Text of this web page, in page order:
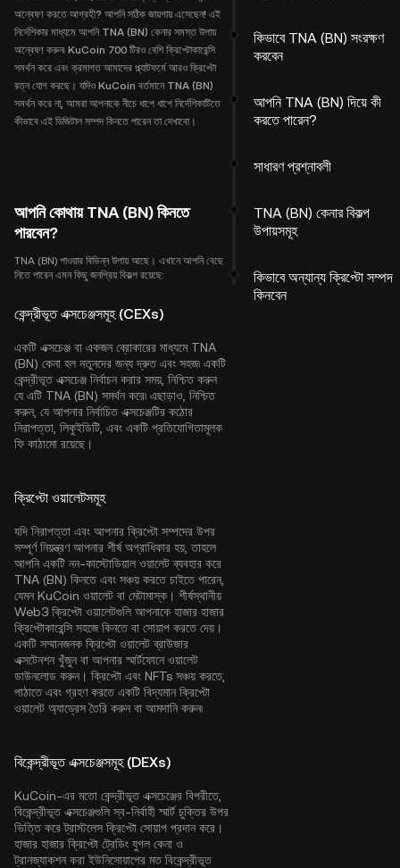
অন্বেষণ করতে আগ্রহী? আপনি সঠিক জায়গায় এসেছেন! এই
নির্দেশিকার মাধ্যমে আপনি TNA (BN) কেনার সমস্ত উপায়
অন্বেষণ করুন৷ KuCoin 700 টিরও বেশি ক্রিপ্টোকারেন্সি
সমর্থন করে এবং ক্রমাগত আমাদের প্ল্যাটফর্মে আরও ক্রিপ্টো
রত্ন যোগ করছে। যদিও KuCoin বর্তমানে TNA (BN)
সমর্থন করে না, আমরা আপনাকে নীচে ধাপে ধাপে নির্দেশিকাটিতে
কীভাবে এই ডিজিটাল সম্পদ কিনতে পারেন তা দেখাবো।
আপনি কোথায় TNA (BN) কিনতে
পারবেন?
TNA (BN) পাওয়ার বিভিন্ন উপায় আছে। এখানে আপনি বেছে
নিতে পারেন এমন কিছু জনপ্রিয় বিকল্প রয়েছে:
কেন্দ্রীভূত এক্সচেঞ্জসমূহ (CEXs)
একটি এক্সচেঞ্জ বা একজন ব্রোকারের মাধ্যমে TNA
(BN) কেনা হল নতুনদের জন্য দ্রুত এবং সহজ৷ একটি
কেন্দ্রীভূত এক্সচেঞ্জ নির্বাচন করার সময়, নিশ্চিত করুন
যে এটি TNA (BN) সমর্থন করে৷ এছাড়াও, নিশ্চিত
করুন, যে আপনার নির্বাচিত এক্সচেঞ্জটির কঠোর
নিরাপত্তা, লিকুইডিটি, এবং একটি প্রতিযোগিতামূলক
ফি কাঠামো রয়েছে।
ক্রিপ্টো ওয়ালেটসমূহ
যদি নিরাপত্তা এবং আপনার ক্রিপ্টো সম্পদের উপর
সম্পূর্ণ নিয়ন্ত্রণ আপনার শীর্ষ অগ্রাধিকার হয়, তাহলে
আপনি একটি নন-কাস্টোডিয়াল ওয়ালেট ব্যবহার করে
TNA (BN) কিনতে এবং সঞ্চয় করতে চাইতে পারেন,
যেমনKuCoin ওয়ালেট বা মেটামাস্ক। শীর্ষস্থানীয়
Web3 ক্রিপ্টো ওয়ালেটগুলি আপনাকে হাজার হাজার
ক্রিপ্টোকারেন্সি সহজে কিনতে বা সোয়াপ করতে দেয়।
একটি সম্মানজনক ক্রিপ্টো ওয়ালেট ব্রাউজার
এক্সটেনশন খুঁজুন বা আপনার স্মার্টফোনে ওয়ালেট
ডাউনলোড করুন। ক্রিপ্টো এবং NFTs সঞ্চয় করতে,
পাঠাতে এবং গ্রহণ করতে একটি বিদ্যমান ক্রিপ্টো
ওয়ালেট অ্যাড্রেস তৈরি করুন বা আমদানি করুন৷
বিকেন্দ্রীভূত এক্সচেঞ্জসমূহ (DEXs)
KuCoin-এর মতো কেন্দ্রীভূত এক্সচেঞ্জের বিপরীতে,
বিকেন্দ্রীভূত এক্সচেঞ্জগুলি স্ব-নির্বাহী স্মার্ট চুক্তির উপর
ভিত্তি করে ট্রাস্টলেস ক্রিপ্টো সোয়াপ প্রদান করে।
হাজার হাজার ক্রিপ্টো ট্রেডিং যুগল কেনা ও
ট্রানজ্যাকশন করা ইউনিসোয়াপের মত বিকেন্দ্রীভূত
কিভাবে TNA (BN) সংরক্ষণ
করবেন
আপনি TNA (BN) দিয়ে কী
করতে পারেন?
সাধারণ প্রশ্নাবলী
TNA (BN) কেনার বিকল্প
উপায়সমূহ
কিভাবে অন্যান্য ক্রিপ্টো সম্পদ
কিনবেন